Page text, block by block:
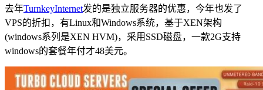
去年TurnkeyInternet发的是独立服务器的优惠，今年也发了
VPS的折扣，有Linux和Windows系统，基于XEN架构
(windows系列是XEN HVM)，采用SSD磁盘，一款2G支持
windows的套餐年付才48美元。